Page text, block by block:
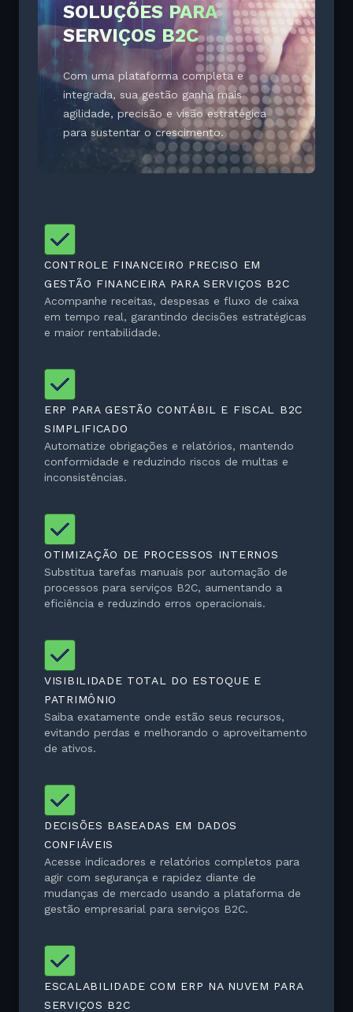
SOLUÇÕES PARA
SERVIÇOS B2C
Com uma plataforma completa e
integrada, sua gestão ganha mais
agilidade, precisão e visão estratégica
para sustentar o crescimento.
CONTROLE FINANCEIRO PRECISO EM
GESTÃO FINANCEIRA PARA SERVIÇOS B2C
Acompanhe receitas, despesas e fluxo de caixa
em tempo real, garantindo decisões estratégicas
e maior rentabilidade.
ERP PARA GESTÃO CONTÁBIL E FISCAL B2C
SIMPLIFICADO
Automatize obrigações e relatórios, mantendo
conformidade e reduzindo riscos de multas e
inconsistências.
OTIMIZAÇÃO DE PROCESSOS INTERNOS
Substitua tarefas manuais por automação de
processos para serviços B2C, aumentando a
eficiência e reduzindo erros operacionais.
VISIBILIDADE TOTAL DO ESTOQUE E
PATRIMÔNIO
Saiba exatamente onde estão seus recursos,
evitando perdas e melhorando o aproveitamento
de ativos.
DECISÕES BASEADAS EM DADOS
CONFIÁVEIS
Acesse indicadores e relatórios completos para
agir com segurança e rapidez diante de
mudanças de mercado usando a plataforma de
gestão empresarial para serviços B2C.
ESCALABILIDADE COM ERP NA NUVEM PARA
SERVIÇOS B2C